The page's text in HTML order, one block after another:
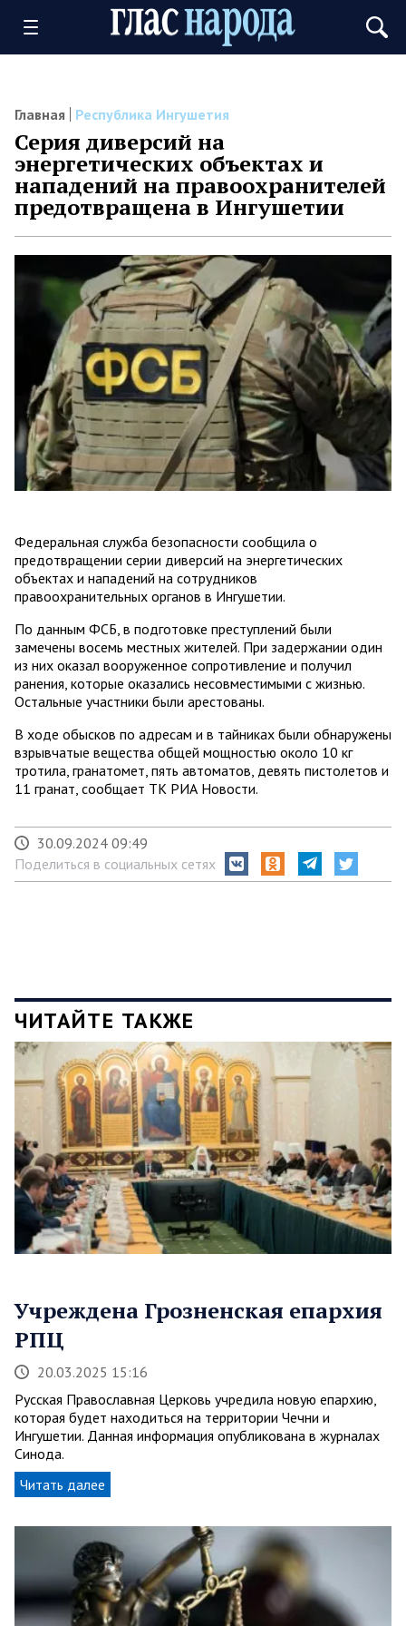
Главная Республика Ингушетия
Серия диверсий на
энергетических объектах и
нападений на правоохранителей
предотвращена в Ингушетии
Федеральная служба безопасности сообщила о
предотвращении серии диверсий на энергетических
объектах и нападений на сотрудников
правоохранительных органов в Ингушетии.
По данным ФСБ, в подготовке преступлений были
замечены восемь местных жителей. При задержании один
из них оказал вооруженное сопротивление и получил
ранения, которые оказались несовместимыми с жизнью.
Остальные участники были арестованы.
В ходе обысков по адресам и в тайниках были обнаружены
взрывчатые вещества общей мощностью около 10 кг
тротила, гранатомет, пять автоматов, девять пистолетов и
11 гранат, сообщает ТК РИА Новости.
30.09.2024 09:49
Поделиться в социальных сетях
ЧИТАЙТЕ ТАКЖЕ
Учреждена Грозненская епархия
РПЦ
20.03.2025 15:16
Русская Православная Церковь учредила новую епархию,
которая будет находиться на территории Чечни и
Ингушетии. Данная информация опубликована в журналах
Синода.
Читать далее